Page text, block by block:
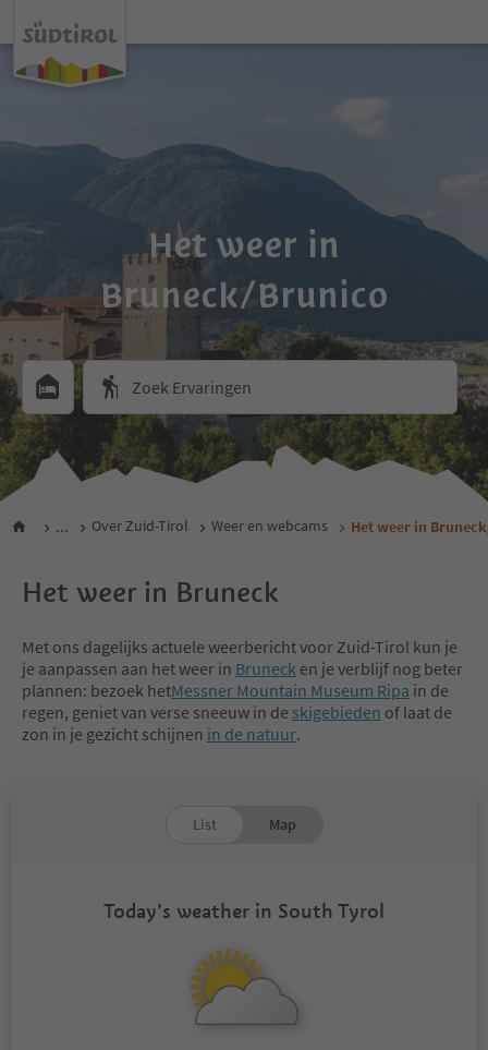
Het weer in
Bruneck/Brunico
Zoek Ervaringen
... Over Zuid-Tirol Weer en webcams Het weer in
Het weer in Bruneck
Met ons dagelijks actuele weerbericht voor Zuid-Tirol kun je
je aanpassen aan het weer in Bruneck en je verblijf nog beter
plannen: bezoek hetMessner Mountain Museum Ripa in de
regen, geniet van verse sneeuw in de skigebieden of laat de
zon in je gezicht schijnen in de natuur.
List Map
Today’s weather in South Tyrol